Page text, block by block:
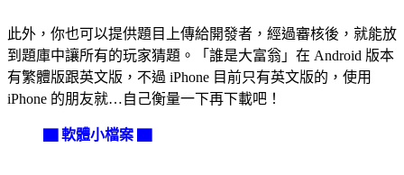
此外，你也可以提供題目上傳給開發者，經過審核後，就能放
到題庫中讓所有的玩家猜題。「誰是大富翁」在 Android 版本
有繁體版跟英文版，不過 iPhone 目前只有英文版的，使用
iPhone 的朋友就…自己衡量一下再下載吧！
▇ 軟體小檔案 ▇